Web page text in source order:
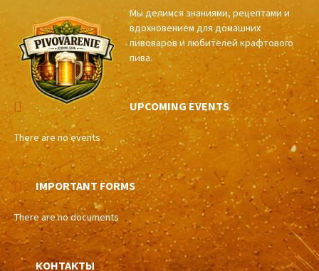
Мы делимся знаниями, рецептами и
вдохновением для домашних
пивоваров и любителей крафтового
пива.
UPCOMING EVENTS
There are no events
IMPORTANT FORMS
There are no documents
КОНТАКТЫ